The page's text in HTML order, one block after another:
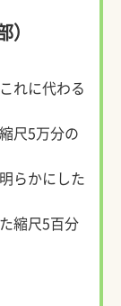
れに代わる
尺5万分の
らかにした
縮尺5百分